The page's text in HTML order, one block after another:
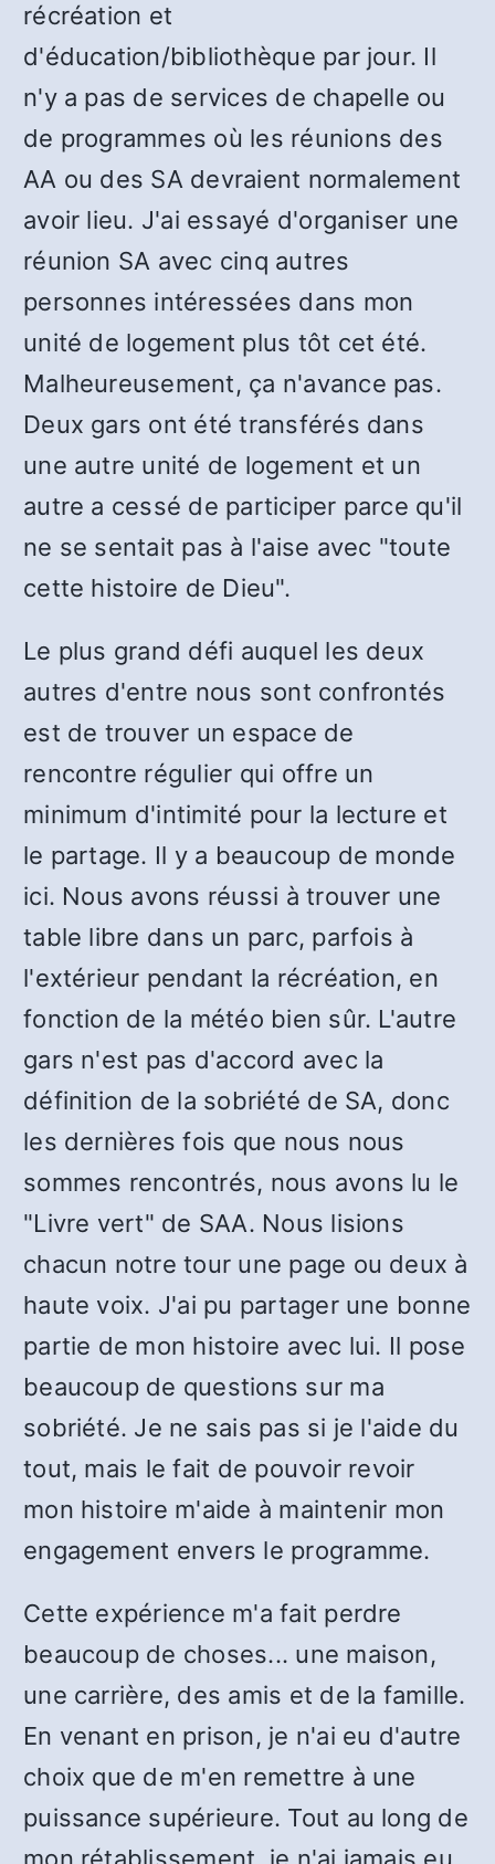
récréation et
d'éducation/bibliothèque par jour. Il
n'y a pas de services de chapelle ou
de programmes où les réunions des
AA ou des SA devraient normalement
avoir lieu. J'ai essayé d'organiser une
réunion SA avec cinq autres
personnes intéressées dans mon
unité de logement plus tôt cet été.
Malheureusement, ça n'avance pas.
Deux gars ont été transférés dans
une autre unité de logement et un
autre a cessé de participer parce qu'il
ne se sentait pas à l'aise avec "toute
cette histoire de Dieu".
Le plus grand défi auquel les deux
autres d'entre nous sont confrontés
est de trouver un espace de
rencontre régulier qui offre un
minimum d'intimité pour la lecture et
le partage. Il y a beaucoup de monde
ici. Nous avons réussi à trouver une
table libre dans un parc, parfois à
l'extérieur pendant la récréation, en
fonction de la météo bien sûr. L'autre
gars n'est pas d'accord avec la
définition de la sobriété de SA, donc
les dernières fois que nous nous
sommes rencontrés, nous avons lu le
"Livre vert" de SAA. Nous lisions
chacun notre tour une page ou deux à
haute voix. J'ai pu partager une bonne
partie de mon histoire avec lui. Il pose
beaucoup de questions sur ma
sobriété. Je ne sais pas si je l'aide du
tout, mais le fait de pouvoir revoir
mon histoire m'aide à maintenir mon
engagement envers le programme.
Cette expérience m'a fait perdre
beaucoup de choses... une maison,
une carrière, des amis et de la famille.
En venant en prison, je n'ai eu d'autre
choix que de m'en remettre à une
puissance supérieure. Tout au long de